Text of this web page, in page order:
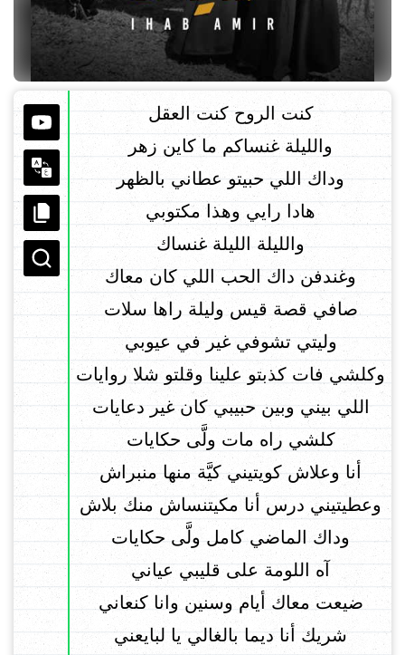
كنت الروح كنت العقل
والليلة غنساكم ما كاين زهر
وداك اللي حبيتو عطاني بالظهر
هادا رايي وهذا مكتوبي
والليلة الليلة غنساك
وغندفن داك الحب اللي كان معاك
صافي قصة قيس وليلة راها سلات
وليتي تشوفي غير في عيوبي
وكلشي فات كذبتو علينا وقلتو شلا روايات
اللي بيني وبين حبيبي كان غير دعايات
كلشي راه مات ولَّى حكايات
أنا وعلاش كويتيني كيَّة منها منبراش
وعطيتيني درس أنا مكيتنساش منك بلاش
وداك الماضي كامل ولَّى حكايات
آه اللومة على قليبي عياني
ضيعت معاك أيام وسنين وانا كنعاني
شريك أنا ديما بالغالي يا لبايعني